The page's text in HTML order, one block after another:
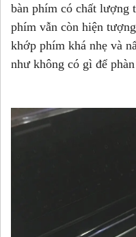
bàn phím có chất lượng
phím vẫn còn hiện
khớp phím khá nhẹ và
như không có gì để